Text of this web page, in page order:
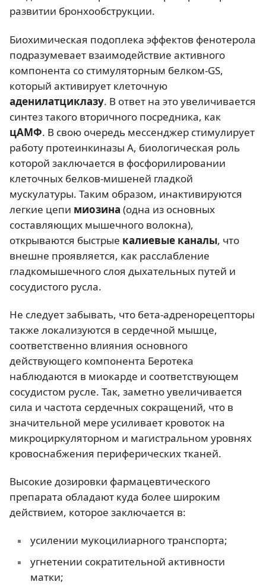
развитии бронхообструкции.
Биохимическая подоплека эффектов фенотерола
подразумевает взаимодействие активного
компонента со стимуляторным белком-GS,
который активирует клеточную
аденилатциклазу. В ответ на это увеличивается
синтез такого вторичного посредника, как
цАМФ. В свою очередь мессенджер стимулирует
работу протеинкиназы А, биологическая роль
которой заключается в фосфорилировании
клеточных белков-мишеней гладкой
мускулатуры. Таким образом, инактивируются
легкие цепи миозина (одна из основных
составляющих мышечного волокна),
открываются быстрые калиевые каналы, что
внешне проявляется, как расслабление
гладкомышечного слоя дыхательных путей и
сосудистого русла.
Не следует забывать, что бета-адренорецепторы
также локализуются в сердечной мышце,
соответственно влияния основного
действующего компонента Беротека
наблюдаются в миокарде и соответствующем
сосудистом русле. Так, заметно увеличивается
сила и частота сердечных сокращений, что в
значительной мере усиливает кровоток на
микроциркуляторном и магистральном уровнях
кровоснабжения периферических тканей.
Высокие дозировки фармацевтического
препарата обладают куда более широким
действием, которое заключается в:
усилении мукоцилиарного транспорта;
угнетении сократительной активности
матки;